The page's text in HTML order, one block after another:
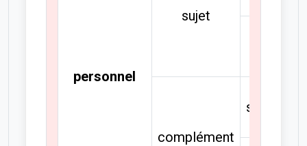
personnel
sujet
complément
singulier